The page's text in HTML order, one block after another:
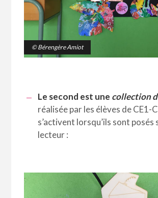
© Bérengère Amiot
Le second est une collection
réalisée par les élèves de CE1-
s’activent lorsqu’ils sont posés
lecteur :